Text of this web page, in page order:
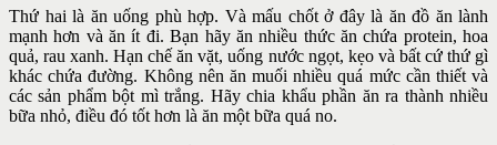
Thứ hai là ăn uống phù hợp. Và mấu chốt ở đây là ăn đồ ăn lành
mạnh hơn và ăn ít đi. Bạn hãy ăn nhiều thức ăn chứa protein, hoa
quả, rau xanh. Hạn chế ăn vặt, uống nước ngọt, kẹo và bất cứ thứ gì
khác chứa đường. Không nên ăn muối nhiều quá mức cần thiết và
các sản phẩm bột mì trắng. Hãy chia khẩu phần ăn ra thành nhiều
bữa nhỏ, điều đó tốt hơn là ăn một bữa quá no.